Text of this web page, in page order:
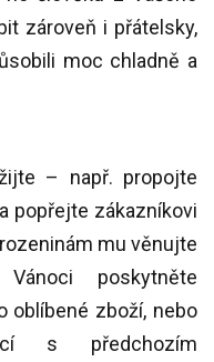
zároveň i přátelsky,
moc chladně a
– např. propojte
popřejte zákazníkovi
mu věnujte
poskytněte
oblíbené zboží, nebo
s předchozím